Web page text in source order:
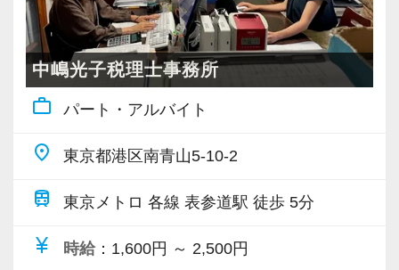
メモのAI要約など、業務効率化を積極的に推
進。
全担当者へPLAUD NOTEを貸与し、ChatGPT等
の有料AIアカウントを付与するなど、
AIを「導入しているだけ」で終わらせず、現場
で実際に活用できる体制を整えています。
単純作業に追われるのではなく、税務・会計の
知識や経験を活かしながら、分析・提案・経営
す。
中嶋光子税理士事務所
work_outline パート・アルバイト
place 東京都港区南青山5-10-2
train 東京メトロ 各線 表参道駅 徒歩 5分
currency_yen 時給 ：1,600円 ～ 2,500円